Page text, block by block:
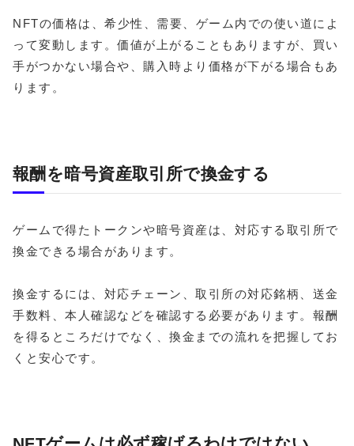
NFTの価格は、希少性、需要、ゲーム内での使い道によ
って変動します。価値が上がることもありますが、買い
手がつかない場合や、購入時より価格が下がる場合もあ
ります。
報酬を暗号資産取引所で換金する
ゲームで得たトークンや暗号資産は、対応する取引所で
換金できる場合があります。
換金するには、対応チェーン、取引所の対応銘柄、送金
手数料、本人確認などを確認する必要があります。報酬
を得るところだけでなく、換金までの流れを把握してお
くと安心です。